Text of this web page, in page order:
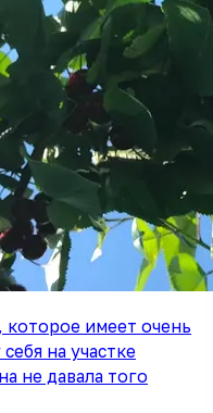
имеет очень
на участке
не давала того